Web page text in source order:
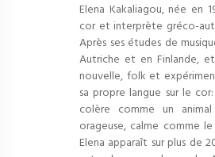
Elena Kakaliagou, née en
cor et interprète gréco-
Après ses études de
Autriche et en Finlande,
nouvelle, folk et
sa propre langue sur le
colère comme un
orageuse, calme comme
Elena apparaît sur plus de